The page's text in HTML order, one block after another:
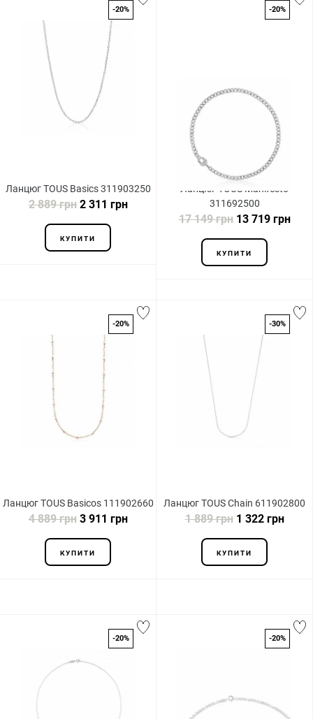
-20%
Ланцюг TOUS Basics 311903250
2 889 грн2 311 грн
КУПИТИ
-20%
Ланцюг TOUS Manifesto
311692500
17 149 грн13 719 грн
КУПИТИ
-20%
Ланцюг TOUS Basicos 111902660
4 889 грн3 911 грн
КУПИТИ
-30%
Ланцюг TOUS Chain 611902800
1 889 грн1 322 грн
КУПИТИ
-20% -20%